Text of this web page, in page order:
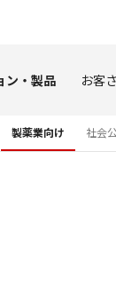
ン・製品 お客
製薬業向け 社会